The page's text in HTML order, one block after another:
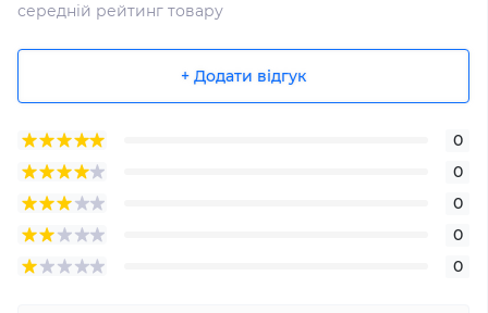
середній рейтинг товару
+ Додати відгук
0
0
0
0
0